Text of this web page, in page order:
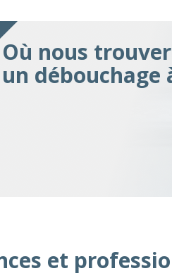
Où nous
un débouchage
et